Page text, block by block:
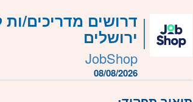
דרושים מדריכים/
ירושלים
JobShop
08/08/2026